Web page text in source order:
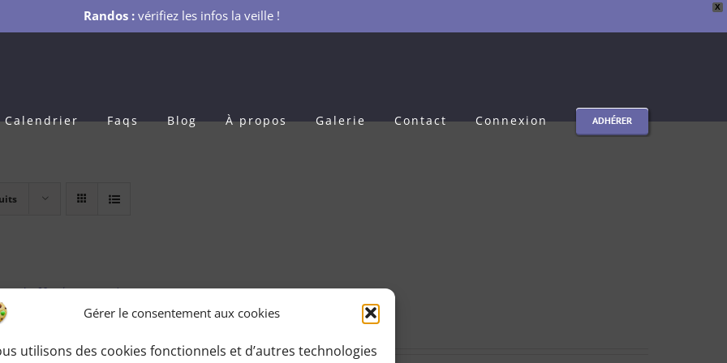
X
Randos : vérifiez les infos la veille !
Gérer le consentement aux cookies
utilisons des cookies fonctionnels et d’autres technologies
Calendrier Faqs Blog À propos Galerie Contact Connexion ADHÉRER
Adhésion 1 an
€